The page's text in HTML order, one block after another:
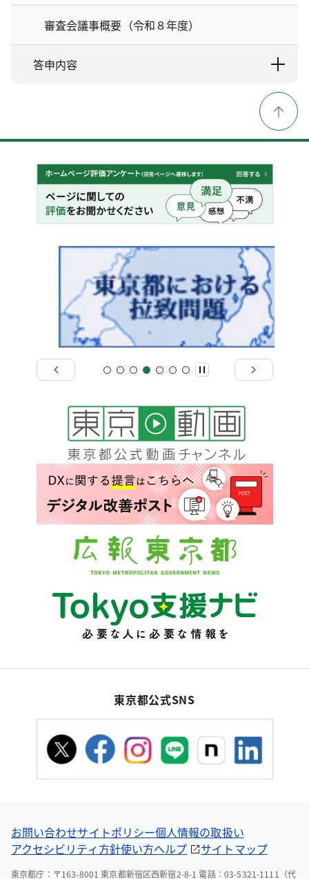
審査会議事概要（令和８年度）
答申内容
東京都公式SNS
お問い合わせサイトポリシー個人情報の取扱い
アクセシビリティ方針使い方ヘルプ サイトマップ
東京都庁：〒163-8001 東京都新宿区西新宿2-8-1 電話：03-5321-1111（代